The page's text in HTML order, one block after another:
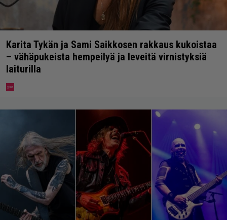
Karita Tykän ja Sami Saikkosen rakkaus kukoistaa
– vähäpukeista hempeilyä ja leveitä virnistyksiä
laiturilla